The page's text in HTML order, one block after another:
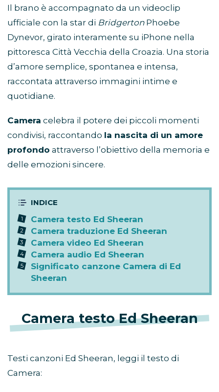
Il brano è accompagnato da un videoclip
ufficiale con la star di BridgertonPhoebe
Dynevor, girato interamente su iPhone nella
pittoresca Città Vecchia della Croazia. Una storia
d’amore semplice, spontanea e intensa,
raccontata attraverso immagini intime e
quotidiane.
Camera celebra il potere dei piccoli momenti
condivisi, raccontando la nascita di un amore
profondo attraverso l’obiettivo della memoria e
delle emozioni sincere.
Camera testo Ed Sheeran
Camera traduzione Ed Sheeran
Camera video Ed Sheeran
Camera audio Ed Sheeran
Significato canzone Camera di Ed
Sheeran
Camera testo Ed Sheeran
Testi canzoni Ed Sheeran, leggi il testo di
Camera: